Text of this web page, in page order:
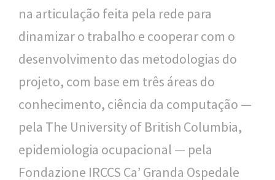
na articulação feita pela rede para
dinamizar o trabalho e cooperar com o
desenvolvimento das metodologias do
projeto, com base em três áreas do
conhecimento, ciência da computação —
pela The University of British Columbia,
epidemiologia ocupacional — pela
Fondazione IRCCS Ca’ Granda Ospedale